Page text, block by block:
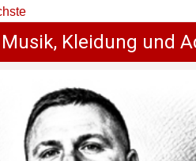
Kleidung und